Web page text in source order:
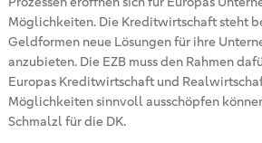
Möglichkeiten. Die Kreditwirtschaft steht
Geldformen neue Lösungen für ihre
anzubieten. Die EZB muss den Rahmen
Europas Kreditwirtschaft und
Möglichkeiten sinnvoll ausschöpfen
Schmalzl für die DK.